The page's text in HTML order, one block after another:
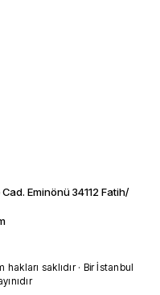
Eminönü 34112 Fatih/
saklıdır · Bir İstanbul